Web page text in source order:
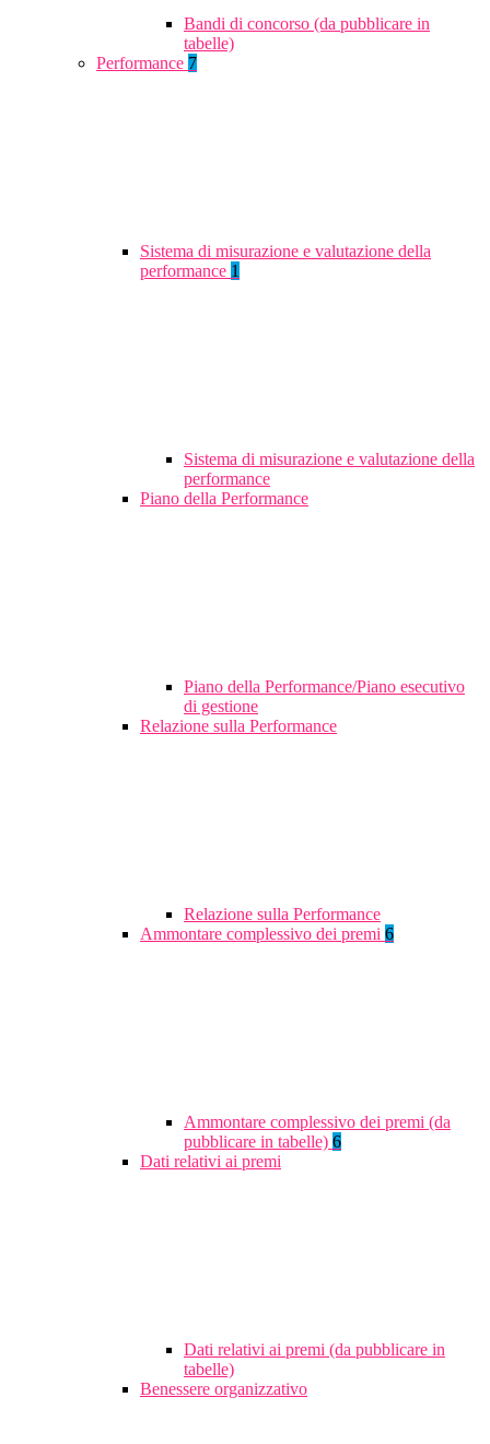
Bandi di concorso (da pubblicare in
tabelle)
Performance 7
Sistema di misurazione e valutazione della
performance 1
Sistema di misurazione e valutazione della
performance
Piano della Performance
Piano della Performance/Piano esecutivo
di gestione
Relazione sulla Performance
Relazione sulla Performance
Ammontare complessivo dei premi 6
Ammontare complessivo dei premi (da
pubblicare in tabelle) 6
Dati relativi ai premi
Dati relativi ai premi (da pubblicare in
tabelle)
Benessere organizzativo